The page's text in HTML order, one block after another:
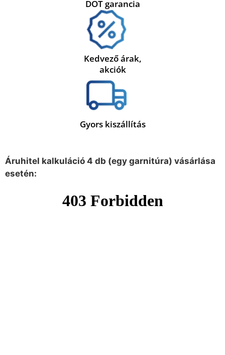
DOT garancia
Kedvező árak,
akciók
Gyors kiszállítás
Áruhitel kalkuláció 4 db (egy garnitúra) vásárlása
esetén: